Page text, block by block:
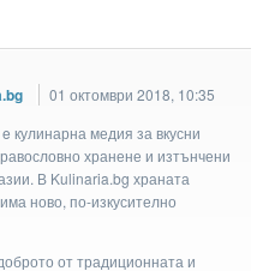
01 октомври 2018, 10:35
e кулинарна медия за вкусни
хранене и изтънчени
В Kulinaria.bg храната
ново, по-изкусително
от традиционната и